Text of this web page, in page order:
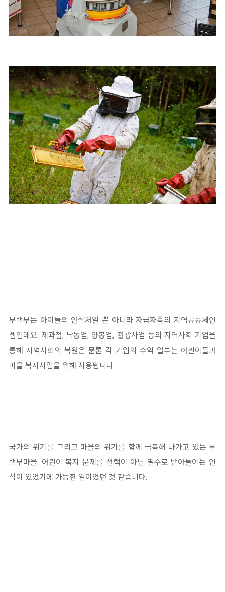
부램부는 아이들의 안식처일 뿐 아니라 자급자족의 지역공동체인
셈인데요. 제과점, 낙농업, 양봉업, 관광사업 등의 지역사회 기업을
통해 지역사회의 복원은 문론 각 기업의 수익 일부는 어린이들과
마을 복지사업을 위해 사용됩니다.
국가의 위기를 그리고 마을의 위기를 함께 극복해 나가고 있는 부
램부마을. 어린이 복지 문제를 선택이 아닌 필수로 받아들이는 인
식이 있었기에 가능한 일이었던 것 같습니다.